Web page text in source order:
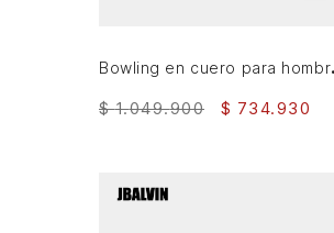
$ 1.049.900 $ 734.930